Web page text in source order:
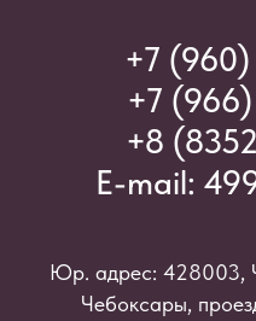
+7
+7
+8
E-mail:
Юр. адрес: 428003,
Чебоксары,